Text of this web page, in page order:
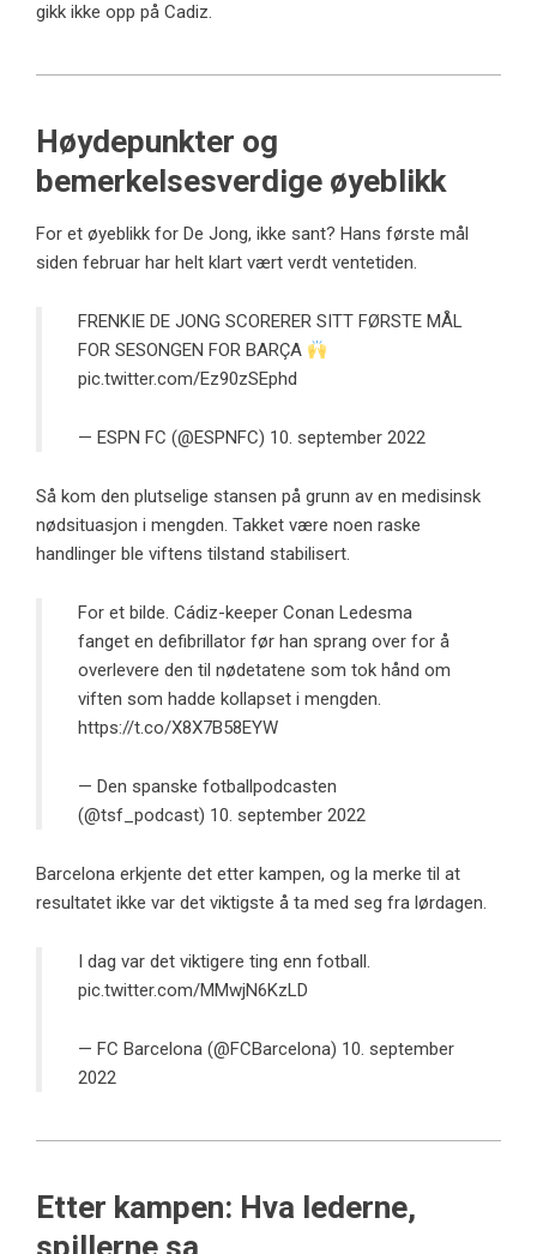
gikk ikke opp på Cadiz.
Høydepunkter og
bemerkelsesverdige øyeblikk
For et øyeblikk for De Jong, ikke sant? Hans første mål
siden februar har helt klart vært verdt ventetiden.
FRENKIE DE JONG SCORERER SITT FØRSTE MÅL
FOR SESONGEN FOR BARÇA
pic.twitter.com/Ez90zSEphd
— ESPN FC (@ESPNFC) 10. september 2022
Så kom den plutselige stansen på grunn av en medisinsk
nødsituasjon i mengden. Takket være noen raske
handlinger ble viftens tilstand stabilisert.
For et bilde. Cádiz-keeper Conan Ledesma
fanget en defibrillator før han sprang over for å
overlevere den til nødetatene som tok hånd om
viften som hadde kollapset i mengden.
https://t.co/X8X7B58EYW
— Den spanske fotballpodcasten
(@tsf_podcast) 10. september 2022
Barcelona erkjente det etter kampen, og la merke til at
resultatet ikke var det viktigste å ta med seg fra lørdagen.
I dag var det viktigere ting enn fotball.
pic.twitter.com/MMwjN6KzLD
— FC Barcelona (@FCBarcelona) 10. september
2022
Etter kampen: Hva lederne,